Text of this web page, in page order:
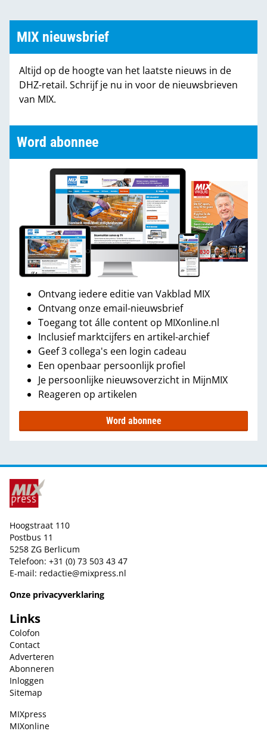
MIX nieuwsbrief
Altijd op de hoogte van het laatste nieuws in de
DHZ-retail. Schrijf je nu in voor de nieuwsbrieven
van MIX.
Word abonnee
Ontvang iedere editie van Vakblad MIX
Ontvang onze email-nieuwsbrief
Toegang tot álle content op MIXonline.nl
Inclusief marktcijfers en artikel-archief
Geef 3 collega's een login cadeau
Een openbaar persoonlijk profiel
Je persoonlijke nieuwsoverzicht in MijnMIX
Reageren op artikelen
Word abonnee
Hoogstraat 110
Postbus 11
5258 ZG Berlicum
Telefoon: +31 (0) 73 503 43 47
E-mail: redactie@mixpress.nl
Onze privacyverklaring
Links
Colofon
Contact
Adverteren
Abonneren
Inloggen
Sitemap
MIXpress
MIXonline